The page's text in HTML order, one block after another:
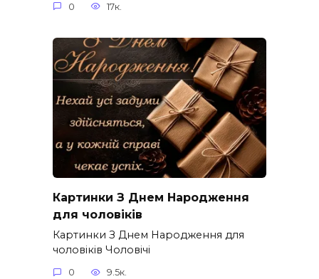
0 17к.
Картинки З Днем Народження
для чоловіків​
Картинки З Днем Народження для
чоловіків​ Чоловічі
0 9.5к.